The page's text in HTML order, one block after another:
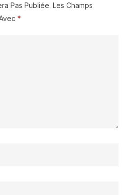
Pas Publiée. Les Champs
*